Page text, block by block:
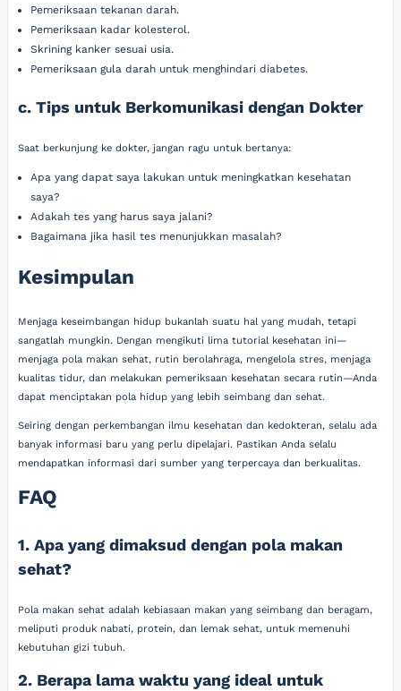
Pemeriksaan tekanan darah.
Pemeriksaan kadar kolesterol.
Skrining kanker sesuai usia.
Pemeriksaan gula darah untuk menghindari diabetes.
c. Tips untuk Berkomunikasi dengan Dokter
Saat berkunjung ke dokter, jangan ragu untuk bertanya:
Apa yang dapat saya lakukan untuk meningkatkan kesehatan
saya?
Adakah tes yang harus saya jalani?
Bagaimana jika hasil tes menunjukkan masalah?
Kesimpulan
Menjaga keseimbangan hidup bukanlah suatu hal yang mudah, tetapi
sangatlah mungkin. Dengan mengikuti lima tutorial kesehatan ini—
menjaga pola makan sehat, rutin berolahraga, mengelola stres, menjaga
kualitas tidur, dan melakukan pemeriksaan kesehatan secara rutin—Anda
dapat menciptakan pola hidup yang lebih seimbang dan sehat.
Seiring dengan perkembangan ilmu kesehatan dan kedokteran, selalu ada
banyak informasi baru yang perlu dipelajari. Pastikan Anda selalu
mendapatkan informasi dari sumber yang terpercaya dan berkualitas.
FAQ
1. Apa yang dimaksud dengan pola makan
sehat?
Pola makan sehat adalah kebiasaan makan yang seimbang dan beragam,
meliputi produk nabati, protein, dan lemak sehat, untuk memenuhi
kebutuhan gizi tubuh.
2. Berapa lama waktu yang ideal untuk